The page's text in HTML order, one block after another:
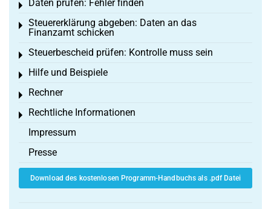
Daten prüfen: Fehler finden
Toggle menu
Steuererklärung abgeben: Daten an das
Finanzamt schicken
Toggle menu
Steuerbescheid prüfen: Kontrolle muss sein
Toggle menu
Hilfe und Beispiele
Toggle menu
Rechner
Toggle menu
Rechtliche Informationen
Toggle menu
Impressum
Presse
Download des kostenlosen Programm-Handbuchs als .pdf Datei